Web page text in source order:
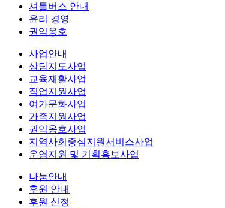
셔틀버스 안내
윤리 경영
권익옹호
사업안내
상담지도사업
교육재활사업
직업지원사업
여가문화사업
가족지원사업
권익옹호사업
지역사회중심지원서비스사업
운영지원 및 기획홍보사업
나눔안내
후원 안내
후원 신청